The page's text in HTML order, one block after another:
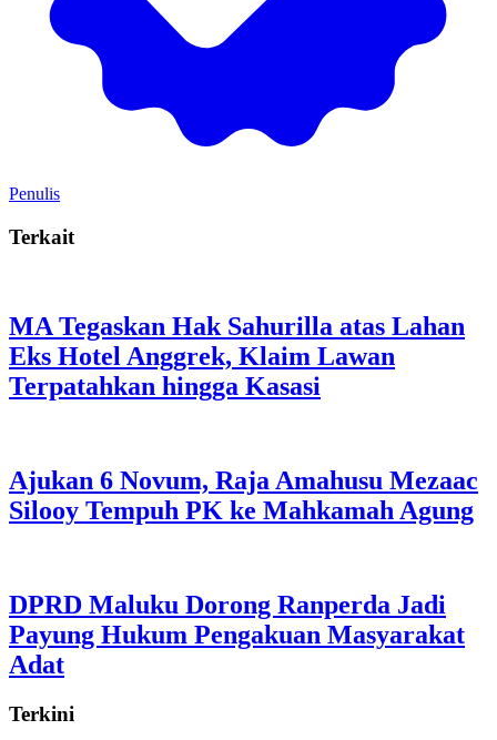
Penulis
Terkait
MA Tegaskan Hak Sahurilla atas Lahan
Eks Hotel Anggrek, Klaim Lawan
Terpatahkan hingga Kasasi
Ajukan 6 Novum, Raja Amahusu Mezaac
Silooy Tempuh PK ke Mahkamah Agung
DPRD Maluku Dorong Ranperda Jadi
Payung Hukum Pengakuan Masyarakat
Adat
Terkini